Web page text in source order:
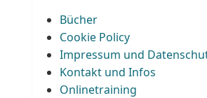
Bücher
Cookie Policy
Impressum und
Kontakt und Infos
Onlinetraining